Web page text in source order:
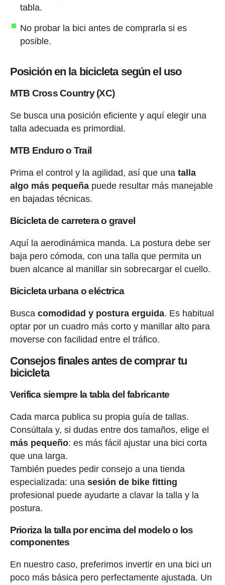
tabla.
No probar la bici antes de comprarla si es
posible.
Posición en la bicicleta según el uso
MTB Cross Country (XC)
Se busca una posición eficiente y aquí elegir una
talla adecuada es primordial.
MTB Enduro o Trail
Prima el control y la agilidad, así que una talla
algo más pequeñapuede resultar más manejable
en bajadas técnicas.
Bicicleta de carretera o gravel
Aquí la aerodinámica manda. La postura debe ser
baja pero cómoda, con una talla que permita un
buen alcance al manillar sin sobrecargar el cuello.
Bicicleta urbana o eléctrica
Busca comodidad y postura erguida. Es habitual
optar por un cuadro más corto y manillar alto para
moverse con facilidad entre el tráfico.
Consejos finales antes de comprar tu
bicicleta
Verifica siempre la tabla del fabricante
Cada marca publica su propia guía de tallas.
Consúltala y, si dudas entre dos tamaños, elige el
más pequeño: es más fácil ajustar una bici corta
que una larga.
También puedes pedir consejo a una tienda
especializada: una sesión de bike fitting
profesional puede ayudarte a clavar la talla y la
postura.
Prioriza la talla por encima del modelo o los
componentes
En nuestro caso, preferimos invertir en una bici un
poco más básica pero perfectamente ajustada. Un